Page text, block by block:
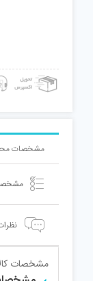
مشخصات
مشخصات